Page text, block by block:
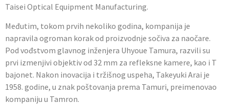
Taisei Optical Equipment Manufacturing.
Međutim, tokom prvih nekoliko godina, kompanija je
napravila ogroman korak od proizvodnje sočiva za naočare.
Pod vođstvom glavnog inženjera Uhyoue Tamura, razvili su
prvi izmenjivi objektiv od 32 mm za refleksne kamere, kao i T
bajonet. Nakon inovacija i tržišnog uspeha, Takeyuki Arai je
1958. godine, u znak poštovanja prema Tamuri, preimenovao
kompaniju u Tamron.